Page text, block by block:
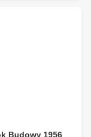
Budowy 1956